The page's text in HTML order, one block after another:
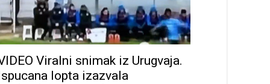
Viralni snimak iz Urugvaja.
lopta izazvala